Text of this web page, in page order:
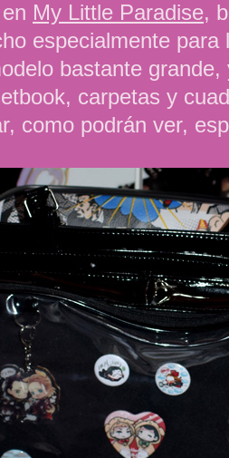
My Little Paradise,
especialmente para
bastante
carpetas y
como podrán ver,